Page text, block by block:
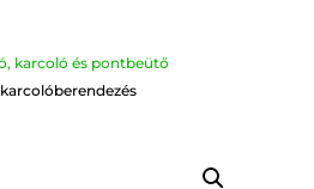
karcoló és pontbeütő